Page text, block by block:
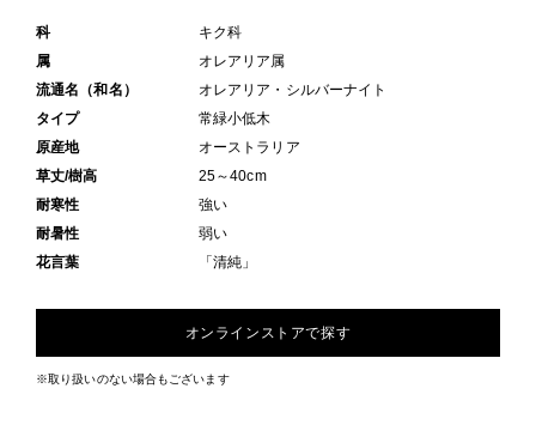
科
キク科
属
オレアリア属
流通名（和名）
オレアリア・シルバーナイト
タイプ
常緑小低木
原産地
オーストラリア
草丈/樹高
25～40cm
耐寒性
強い
耐暑性
弱い
花言葉
「清純」
オンラインストアで探す
※取り扱いのない場合もございます